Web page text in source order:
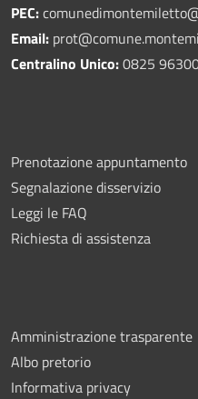
PEC:
Email:
Centralino Unico:0825
Prenotazione appuntamento
Segnalazione disservizio
Leggi le FAQ
Richiesta di assistenza
Amministrazione trasparente
Albo pretorio
Informativa privacy